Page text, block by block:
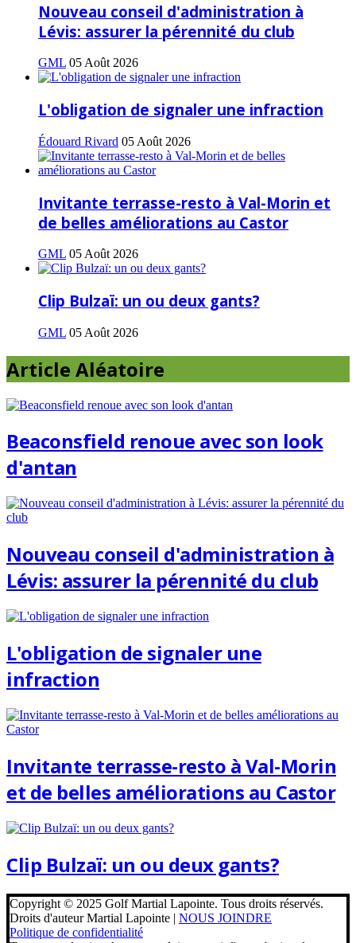
Nouveau conseil d'administration à
Lévis: assurer la pérennité du club
GML 05 Août 2026
L'obligation de signaler une infraction
Édouard Rivard 05 Août 2026
Invitante terrasse-resto à Val-Morin et
de belles améliorations au Castor
GML 05 Août 2026
Clip Bulzaï: un ou deux gants?
GML 05 Août 2026
Article Aléatoire
Beaconsfield renoue avec son look
d'antan
Nouveau conseil d'administration à
Lévis: assurer la pérennité du club
L'obligation de signaler une
infraction
Invitante terrasse-resto à Val-Morin
et de belles améliorations au Castor
Clip Bulzaï: un ou deux gants?
Copyright © 2025 Golf Martial Lapointe. Tous droits réservés.
Droits d'auteur Martial Lapointe | NOUS JOINDRE
Politique de confidentialité